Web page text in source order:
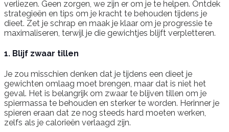
verliezen. Geen zorgen, we zijn er om je te helpen. Ontdek
strategieën en tips om je kracht te behouden tijdens je
dieet. Zet je schrap en maak je klaar om je progressie te
maximaliseren, terwijl je die gewichtjes blijft verpletteren.
1. Blijf zwaar tillen
Je zou misschien denken dat je tijdens een dieet je
gewichten omlaag moet brengen, maar dat is niet het
geval. Het is belangrijk om zwaar te blijven tillen om je
spiermassa te behouden en sterker te worden. Herinner je
spieren eraan dat ze nog steeds hard moeten werken,
zelfs als je calorieën verlaagd zijn.